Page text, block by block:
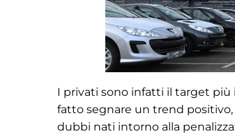
I privati sono infatti il target più
fatto segnare un trend positivo,
dubbi nati intorno alla